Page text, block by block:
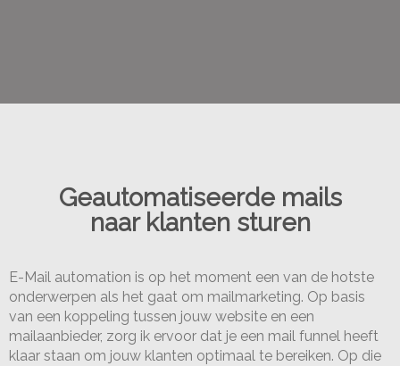
Geautomatiseerde mails
naar klanten sturen
E-Mail automation is op het moment een van de hotste
onderwerpen als het gaat om mailmarketing. Op basis
van een koppeling tussen jouw website en een
mailaanbieder, zorg ik ervoor dat je een mail funnel heeft
klaar staan om jouw klanten optimaal te bereiken. Op die